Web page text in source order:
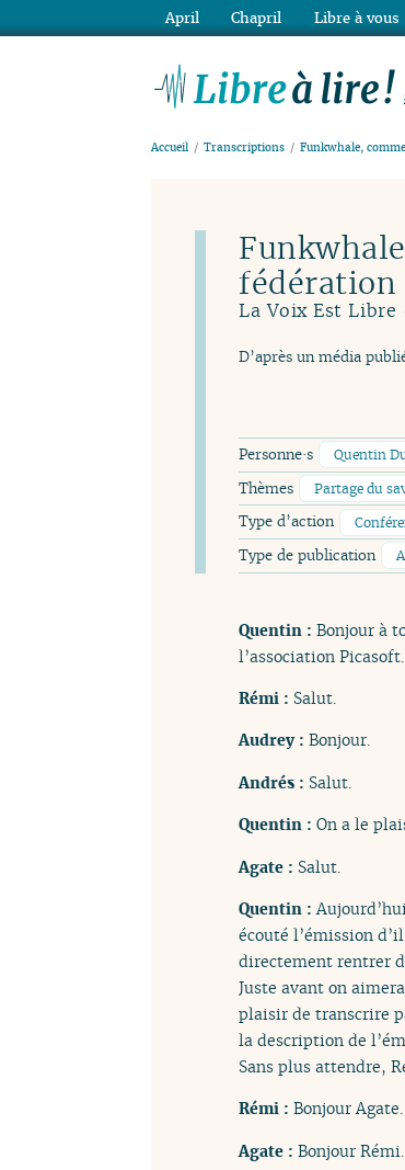
Accueil Transcriptions Funkwhale,
La Voix Est Libre
D’après un média
Personne·s Quentin
Thèmes Partage du
Type d’action
Type de publication
Quentin : Bonjour à
l’association
Rémi : Salut.
Audrey : Bonjour.
Andrés : Salut.
Quentin : On a le
Agate : Salut.
Quentin :
écouté l’émission
directement rentrer
Juste avant on
plaisir de transcrire
la description de
Sans plus attendre,
Rémi : Bonjour Agate.
Agate : Bonjour Rémi.
April Chapril Libre à vous